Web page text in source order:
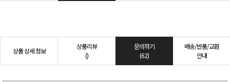
상품 상세 정보
상품리뷰
()
문의하기
(62)
배송/반품/교환
안내